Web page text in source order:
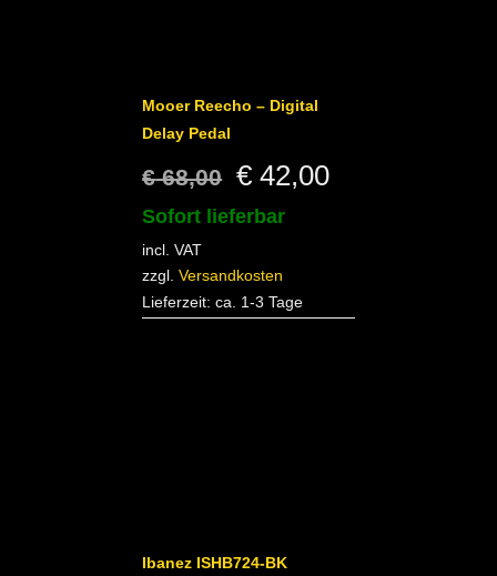
Mooer Reecho – Digital
Delay Pedal
€68,00 Original
price
was:
€ 68,00.
€ 42,00Current
Sofort lieferbar
incl. VAT
zzgl.Versandkosten
Lieferzeit:ca. 1-3 Tage
Ibanez ISHB724-BK